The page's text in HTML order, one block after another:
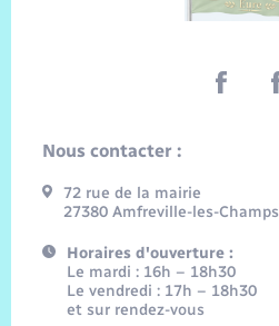
Nous contacter :
72 rue de la mairie
27380 Amfreville-les-Champs
Horaires d'ouverture :
Le mardi : 16h – 18h30
Le vendredi : 17h – 18h30
et sur rendez-vous